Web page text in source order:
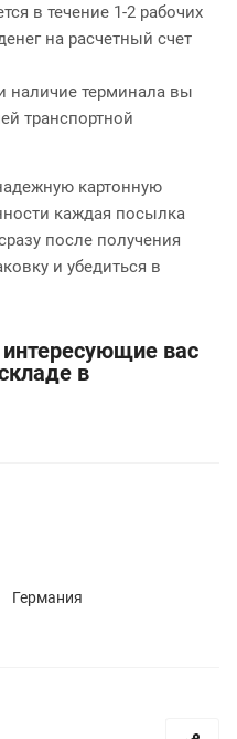
в течение 1-2 рабочих
на расчетный счет
наличие терминала вы
транспортной
картонную
каждая посылка
после получения
и убедиться в
вас
в
Германия